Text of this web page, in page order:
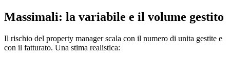
Massimali: la variabile e il volume gestito
Il rischio del property manager scala con il numero di unita gestite e
con il fatturato. Una stima realistica: